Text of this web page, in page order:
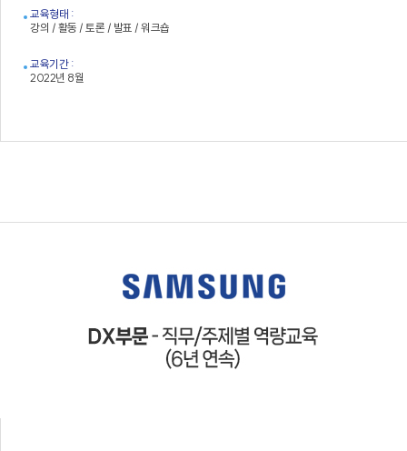
교육형태 :
강의 / 활동 / 토론 / 발표 / 워크숍
교육기간 :
2022년 8월